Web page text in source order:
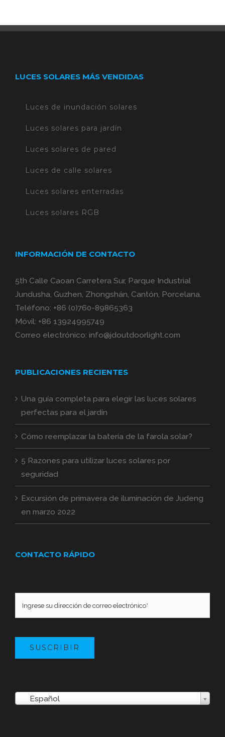
LUCES SOLARES MÁS VENDIDAS
Luces de inundación solares
Luces solares para jardín
Luces solares de pared
Luces de calle solares
Luces solares enterradas
Luces solares RGB
INFORMACIÓN DE CONTACTO
5th Calle Caoan Carretera Sur, Parque Industrial
Jundusha, Guzhen, Zhongshán, Cantón, Porcelana.
Teléfono: +86 (0)760-89865363
Móvil: +86 13924995749
Correo electrónico: info@jdoutdoorlight.com
PUBLICACIONES RECIENTES
Una guía completa para elegir las luces solares
perfectas para el jardín
Cómo reemplazar la batería de la farola solar?
5 Razones para utilizar luces solares por
seguridad
Excursión de primavera de iluminación de Judeng
en marzo 2022
CONTACTO RÁPIDO
SUSCRIBIR
Español